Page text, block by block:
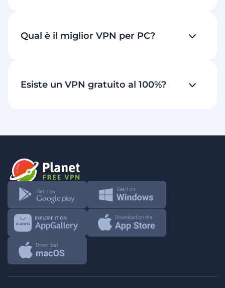
Qual è il miglior VPN per PC?
Esiste un VPN gratuito al 100%?